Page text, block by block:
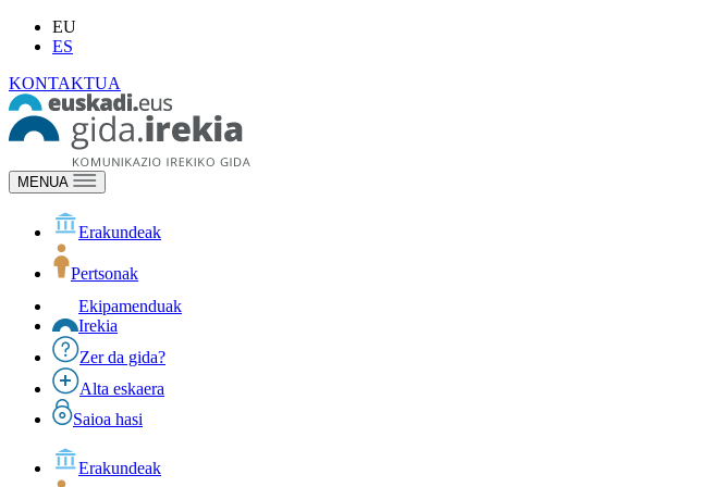
EU
ES
KONTAKTUA
MENUA
Erakundeak
Pertsonak
Ekipamenduak
Irekia
Zer da gida?
Alta eskaera
Saioa hasi
Erakundeak